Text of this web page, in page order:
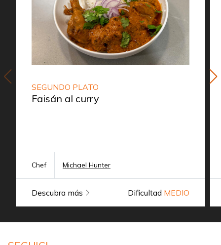
SEGUNDO PLATO
Faisán al curry
Chef Michael Hunter
Descubra más Dificultad MEDIO